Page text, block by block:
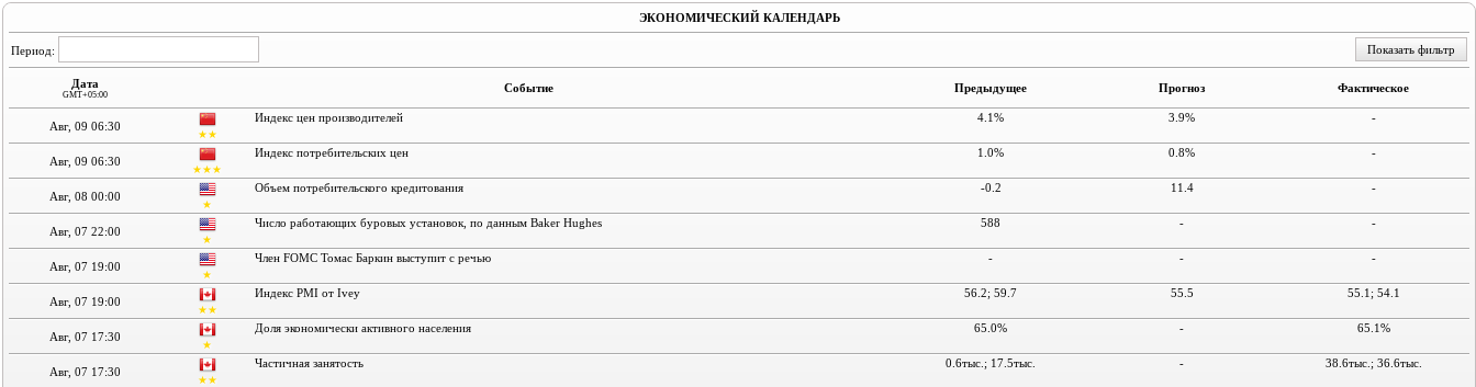
ЭКОНОМИЧЕСКИЙ КАЛЕНДАРЬ
Период: Показать фильтр
Дата
GMT+05:00
Событие Предыдущее Прогноз Фактическое
Авг, 09 06:30
★★
Индекс цен производителей 4.1% 3.9% -
Авг, 09 06:30
★★★
Индекс потребительских цен 1.0% 0.8% -
Авг, 08 00:00
★
Объем потребительского кредитования -0.2 11.4 -
Авг, 07 22:00
★
Число работающих буровых установок, по данным Baker Hughes 588 - -
Авг, 07 19:00
★
Член FOMC Томас Баркин выступит с речью - - -
Авг, 07 19:00
★★
Индекс PMI от Ivey 56.2; 59.7 55.5 55.1; 54.1
Авг, 07 17:30
★
Доля экономически активного населения 65.0% - 65.1%
Авг, 07 17:30
★★
Частичная занятость 0.6тыс.; 17.5тыс. - 38.6тыс.; 36.6тыс.